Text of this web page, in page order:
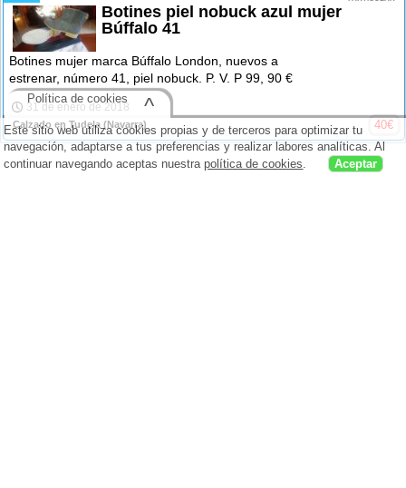
Botines piel nobuck azul mujer
Búffalo 41
Botines mujer marca Búffalo London, nuevos a
estrenar, número 41, piel nobuck. P. V. P 99, 90 €
31 de enero de 2018
Calzado en Tudela (Navarra) 40€
Este sitio web utiliza cookies propias y de terceros para optimizar tu
navegación, adaptarse a tus preferencias y realizar labores analíticas. Al
continuar navegando aceptas nuestrapolítica de cookies. Aceptar
Política de cookies ^